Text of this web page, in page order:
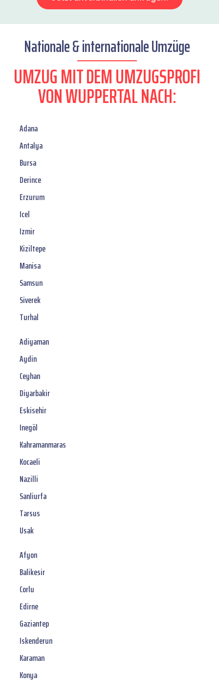
Nationale & internationale Umzüge
UMZUG MIT DEM UMZUGSPROFI
VON WUPPERTAL NACH:
Adana
Antalya
Bursa
Derince
Erzurum
Icel
Izmir
Kiziltepe
Manisa
Samsun
Siverek
Turhal
Adiyaman
Aydin
Ceyhan
Diyarbakir
Eskisehir
Inegöl
Kahramanmaras
Kocaeli
Nazilli
Sanliurfa
Tarsus
Usak
Afyon
Balikesir
Corlu
Edirne
Gaziantep
Iskenderun
Karaman
Konya